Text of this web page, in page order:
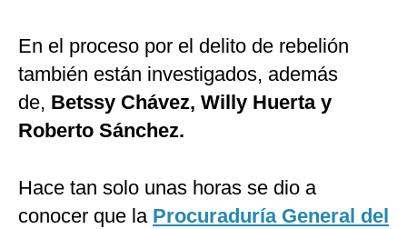
En el proceso por el delito de rebelión
también están investigados, además
de, Betssy Chávez, Willy Huerta y
Roberto Sánchez.
Hace tan solo unas horas se dio a
conocer que la Procuraduría General del